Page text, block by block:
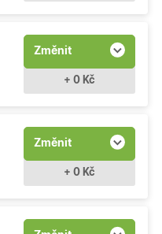
Změnit
+ 0 Kč
Změnit
+ 0 Kč